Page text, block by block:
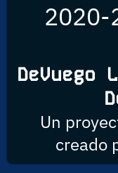
2020-
DeVuego
Un
creado